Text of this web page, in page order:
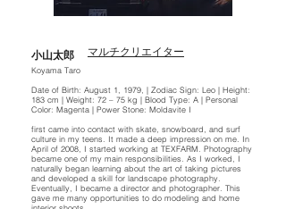
小山太郎 マルチクリエイター
Koyama Taro
Date of Birth: August 1, 1979, | Zodiac Sign: Leo | Height:
183 cm | Weight: 72 – 75 kg | Blood Type: A | Personal
Color: Magenta | Power Stone: Moldavite I
first came into contact with skate, snowboard, and surf
culture in my teens. It made a deep impression on me. In
April of 2008, I started working at TEXFARM. Photography
became one of my main responsibilities. As I worked, I
naturally began learning about the art of taking pictures
and developed a skill for landscape photography.
Eventually, I became a director and photographer. This
gave me many opportunities to do modeling and home